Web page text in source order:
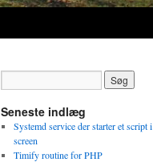
Seneste indlæg
Systemd service der starter et script i
screen
Timify routine for PHP